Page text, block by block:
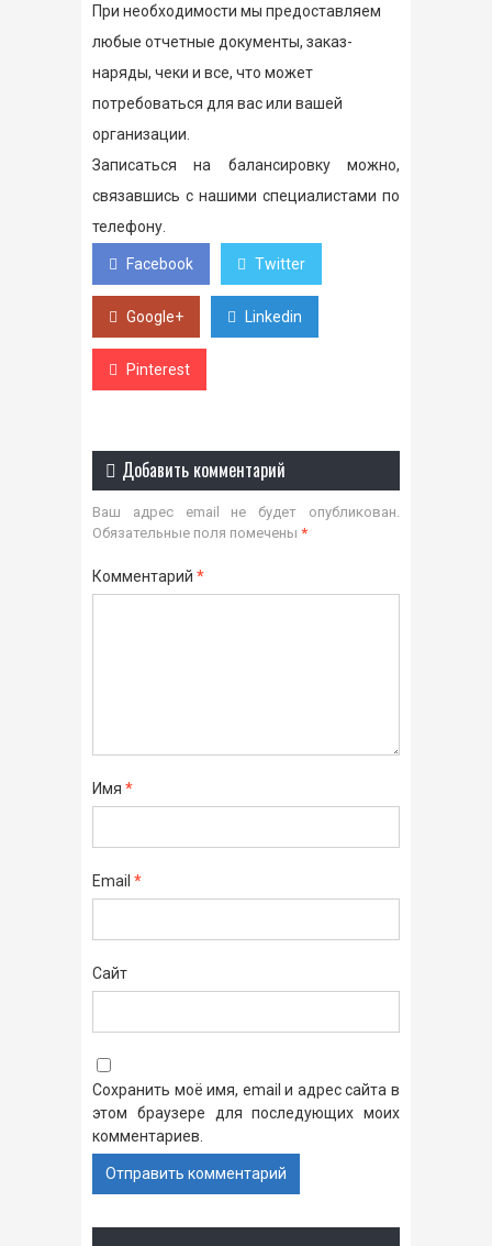
При необходимости мы предоставляем
любые отчетные документы, заказ-
наряды, чеки и все, что может
потребоваться для вас или вашей
организации.
Записаться на балансировку можно,
связавшись с нашими специалистами по
телефону.
Facebook Twitter
Google+ Linkedin
Pinterest
Добавить комментарий
Ваш адрес email не будет опубликован.
Обязательные поля помечены *
Комментарий *
Имя *
Email *
Сайт
Сохранить моё имя, email и адрес сайта в
этом браузере для последующих моих
комментариев.